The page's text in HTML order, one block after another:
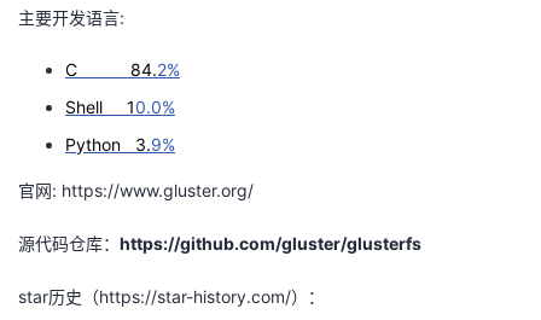
堂
我
课
程
的
认
证
我
的
实
我
的
我
的
术
支
持
我
云
声
建
主要开发语言:
C 84.2%
Shell 10.0%
Python 3.9%
官网: https://www.gluster.org/
源代码仓库： https://github.com/gluster/glusterfs
star历史（https://star-history.com/）：